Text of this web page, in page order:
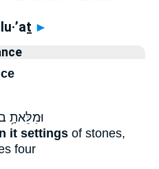
►
וּמִלֵּאתָ֥
it settings of stones,
four